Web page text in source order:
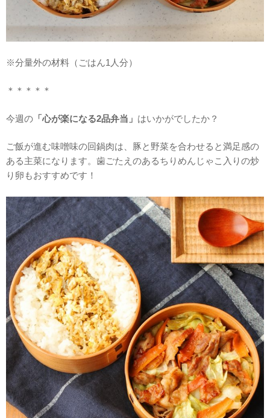
※分量外の材料（ごはん1人分）
＊＊＊＊＊
今週の 「心が楽になる2品弁当」 はいかがでしたか？
ご飯が進む味噌味の回鍋肉は、豚と野菜を合わせると満足感の
ある主菜になります。歯ごたえのあるちりめんじゃこ入りの炒
り卵もおすすめです！